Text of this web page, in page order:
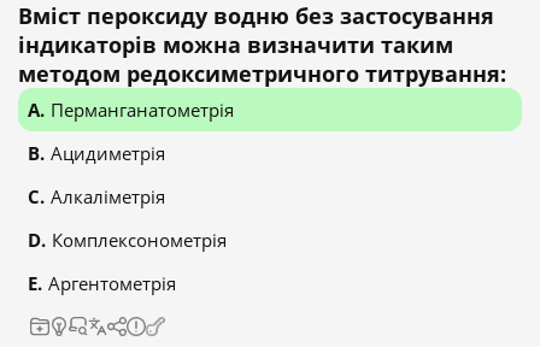
Вміст пероксиду водню без застосування
індикаторів можна визначити таким
методом редоксиметричного титрування:
Перманганатометрія
Ацидиметрія
Алкаліметрія
Комплексонометрія
Аргентометрія